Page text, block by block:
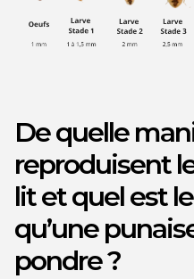
De quelle
reproduisent
lit et quel est
qu’une
pondre ?